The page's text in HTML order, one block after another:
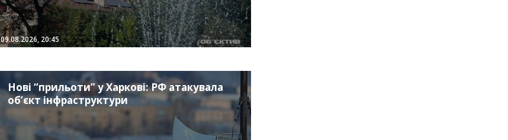
09.08.2026, 20:45
Нові “прильоти” у Харкові: РФ атакувала
об’єкт інфраструктури